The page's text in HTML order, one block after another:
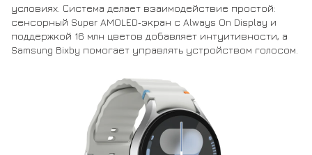
условиях. Система делает взаимодействие простой:
сенсорный Super AMOLED‑экран с Always On Display и
поддержкой 16 млн цветов добавляет интуитивности, а
Samsung Bixby помогает управлять устройством голосом.